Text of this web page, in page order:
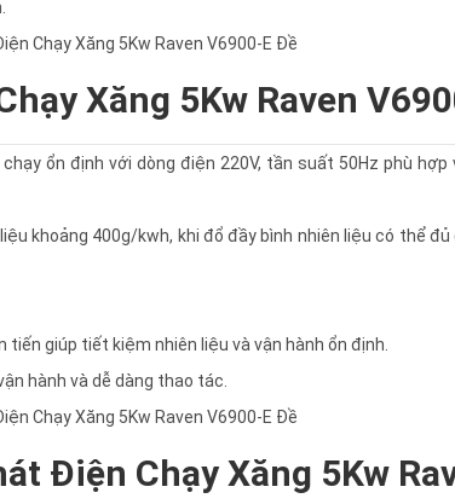
Xăng 5Kw Raven
ổn định với dòng điện 220V, tần suất 50Hz phù
khoảng 400g/kwh, khi đổ đầy bình nhiên liệu có thể
giúp tiết kiệm nhiên liệu và vận hành ổn định.
hành và dễ dàng thao tác.
Điện Chạy Xăng 5Kw